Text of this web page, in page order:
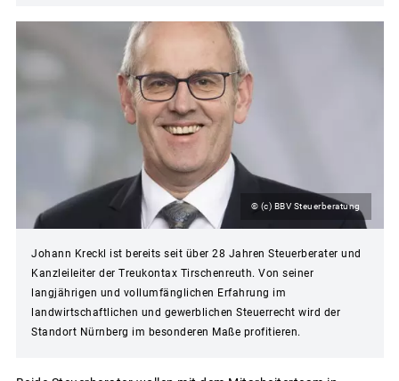
© (c) BBV Steuerberatung
Johann Kreckl ist bereits seit über 28 Jahren Steuerberater und
Kanzleileiter der Treukontax Tirschenreuth. Von seiner
langjährigen und vollumfänglichen Erfahrung im
landwirtschaftlichen und gewerblichen Steuerrecht wird der
Standort Nürnberg im besonderen Maße profitieren.